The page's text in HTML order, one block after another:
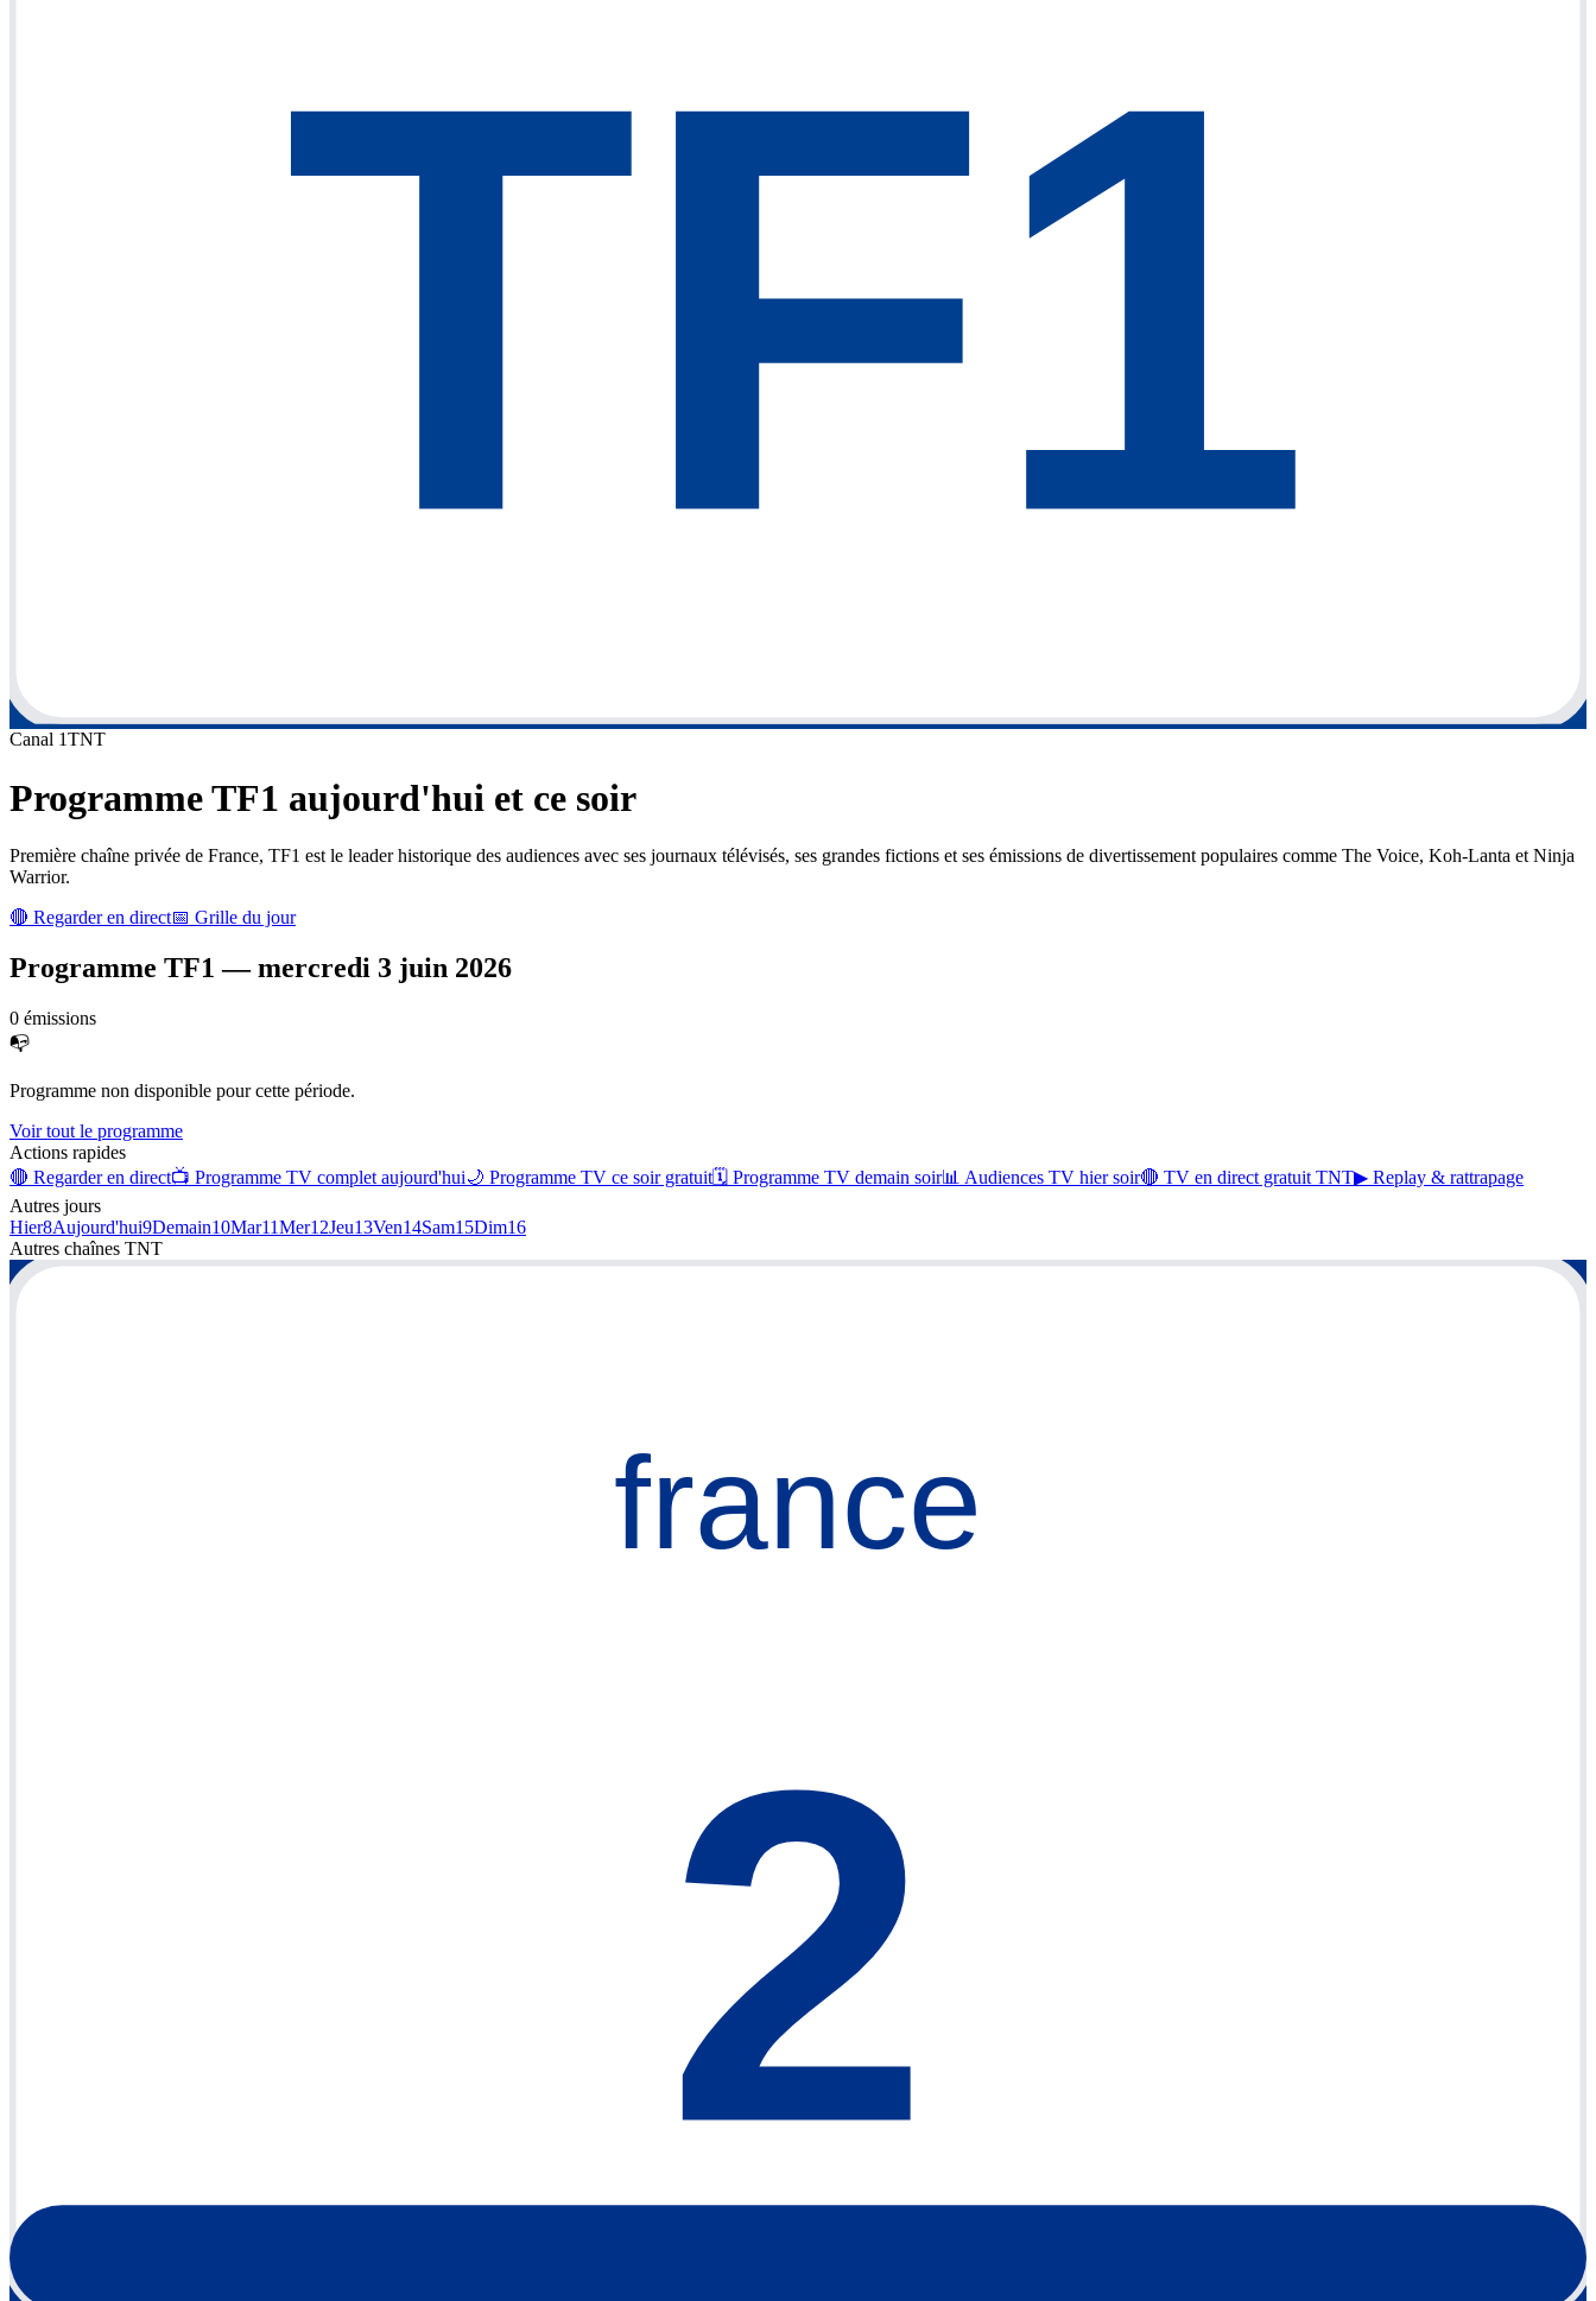
Canal 1TNT
ProgrammeTF1 aujourd'hui et ce soir
Première chaîne privée de France, TF1 est le leader historique des audiences avec ses journaux télévisés, ses grandes fictions et ses émissions de divertissement populaires comme The Voice, Koh-Lanta et Ninja
Warrior.
🔴 Regarder en direct📅 Grille du jour
Programme TF1 —mercredi 3 juin 2026
0 émissions
📭
Programme non disponible pour cette période.
Voir tout le programme
Actions rapides
🔴 Regarder en direct📺 Programme TV complet aujourd'hui🌙 Programme TV ce soir gratuit🗓 Programme TV demain soir📊 Audiences TV hier soir🔴 TV en direct gratuit TNT▶ Replay & rattrapage
Autres jours
Hier8Aujourd'hui9Demain10Mar11Mer12Jeu13Ven14Sam15Dim16
Autres chaînes TNT